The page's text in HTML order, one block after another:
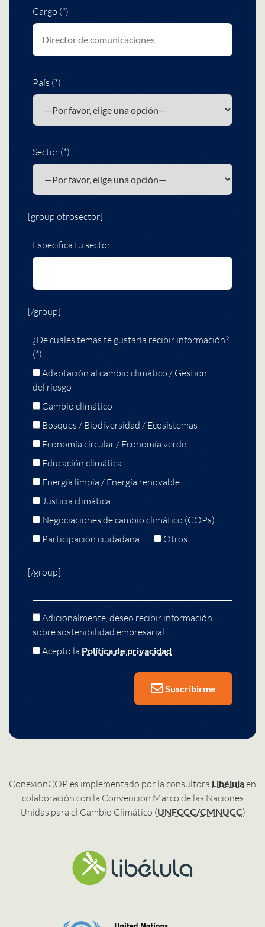
Cargo (*)
País (*)
Sector (*)
[group otrosector]
Especifica tu sector
[/group]
¿De cuáles temas te gustaría recibir información?
(*)
Adaptación al cambio climático / Gestión
del riesgo
Cambio climático
Bosques / Biodiversidad / Ecosistemas
Economía circular / Economía verde
Educación climática
Energía limpia / Energía renovable
Justicia climática
Negociaciones de cambio climático (COPs)
Participación ciudadana
Otros
[/group]
Adicionalmente, deseo recibir información
sobre sostenibilidad empresarial
Acepto la Política de privacidad
Suscribirme
ConexiónCOP es implementado por la consultora Libélulaen
colaboración con la Convención Marco de las Naciones
Unidas para el Cambio Climático (UNFCCC/CMNUCC)